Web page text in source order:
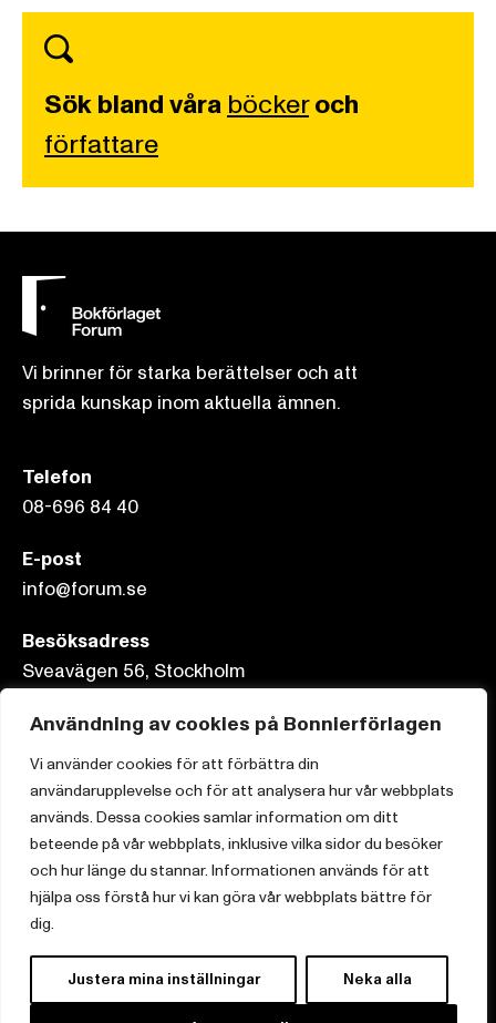
Användning av cookies på Bonnierförlagen
Vi använder cookies för att förbättra din
användarupplevelse och för att analysera hur vår webbplats
används. Dessa cookies samlar information om ditt
beteende på vår webbplats, inklusive vilka sidor du besöker
och hur länge du stannar. Informationen används för att
hjälpa oss förstå hur vi kan göra vår webbplats bättre för
dig.
Justera mina inställningar Neka alla
Sök bland våra böckeroch
författare
Vi brinner för starka berättelser och att
sprida kunskap inom aktuella ämnen.
Telefon
08-696 84 40
E-post
info@forum.se
Besöksadress
Sveavägen 56, Stockholm
Postadress
Box 3159, 103 63 Stockholm
Om Bonnierförlagen
Cookies
Integritetspolicy